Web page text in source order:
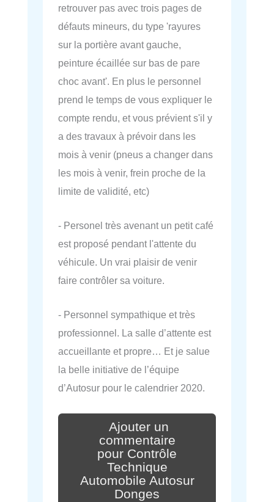
retrouver pas avec trois pages de
défauts mineurs, du type 'rayures
sur la portière avant gauche,
peinture écaillée sur bas de pare
choc avant'. En plus le personnel
prend le temps de vous expliquer le
compte rendu, et vous prévient s'il y
a des travaux à prévoir dans les
mois à venir (pneus a changer dans
les mois à venir, frein proche de la
limite de validité, etc)
- Personel très avenant un petit café
est proposé pendant l'attente du
véhicule. Un vrai plaisir de venir
faire contrôler sa voiture.
- Personnel sympathique et très
professionnel. La salle d’attente est
accueillante et propre… Et je salue
la belle initiative de l’équipe
d’Autosur pour le calendrier 2020.
Ajouter un
commentaire
pour Contrôle
Technique
Automobile Autosur
Donges